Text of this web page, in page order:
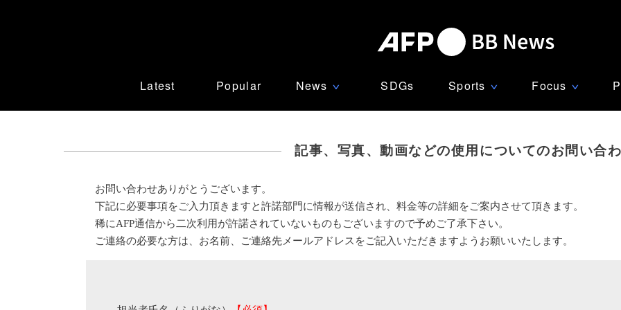
Latest Popular News ∨ SDGs Sports ∨ Focus ∨
記事、写真、動画などの使用についてのお問い合
お問い合わせありがとうございます。
下記に必要事項をご入力頂きますと許諾部門に情報が送信され、料金等の詳細をご案内させて頂きます。
稀にAFP通信から二次利用が許諾されていないものもございますので予めご了承下さい。
ご連絡の必要な方は、お名前、ご連絡先メールアドレスをご記入いただきますようお願いいたします。